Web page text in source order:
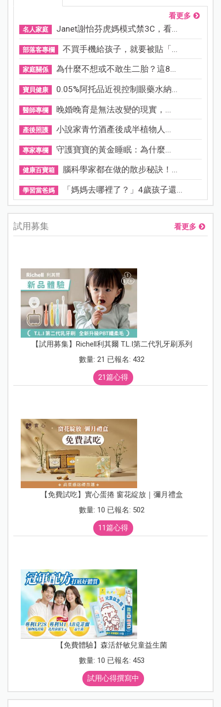
看更多
名人家庭 Janet謝怡芬虎媽模式禁3C，看...
部落客專欄 不買手機給孩子，就要被貼「...
家庭關係 為什麼不想或不敢生二胎？這8...
寶貝健康 0.05%阿托品近視控制眼藥水納...
醫師專欄 晚婚晚育是無法改變的現實，...
產後照護 小說家青竹酒產後成半植物人...
專家專欄 守護寶寶的黃金睡眠：為什麼...
健康百寶箱 腦科學家都在做的散步秘訣！...
學習當爸媽 「媽媽去哪裡了？」4歲孩子還...
試用募集 看更多
【試用募集】Richell利其爾 T.L.I第二代乳牙刷系列
數量: 21 已報名: 432
21篇心得
【免費試吃】實心蛋捲 窗花綻放｜彌月禮盒
數量: 10 已報名: 502
11篇心得
【免費體驗】森活舒敏兒童益生菌
數量: 10 已報名: 453
試用心得撰寫中